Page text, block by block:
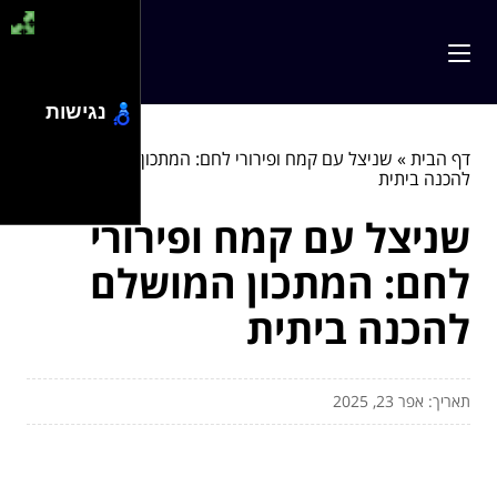
דף הבית» שניצל עם קמח ופירורי לחם: המתכון המושלם
להכנה ביתית
שניצל עם קמח ופירורי
לחם: המתכון המושלם
להכנה ביתית
תאריך: אפר 23, 2025
נגישות